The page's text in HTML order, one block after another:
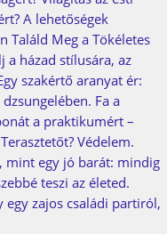
A lehetőségek
Találd Meg a Tökéletes
a házad stílusára, az
szakértő aranyat ér:
Fa a
a praktikumért –
Védelem.
mint egy jó barát: mindig
teszi az életed.
egy zajos családi partiról,